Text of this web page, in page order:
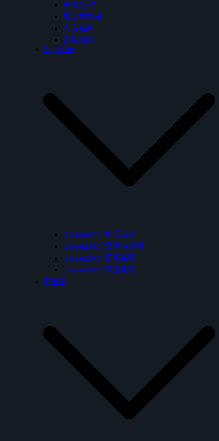
吊扇/配件
循環換氣扇
立方系統
廚房收納
Day&Day
DAY&DAY/廚房系列
DAY&DAY/環保垃圾桶
DAY&DAY/衛浴系列
DAY&DAY/龍頭系列
海廷頓